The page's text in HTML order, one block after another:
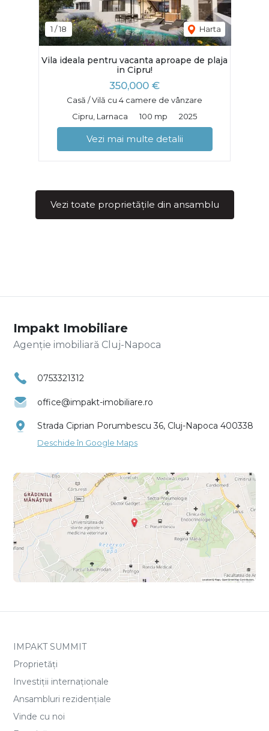
1 /18 Harta
Vila ideala pentru vacanta aproape de plaja
in Cipru!
350,000 €
Casă / Vilă cu 4 camere de vânzare
Cipru, Larnaca
100 mp 2025
Vezi mai multe detalii
Vezi toate proprietățile din ansamblu
Impakt Imobiliare
Agenție imobiliară Cluj-Napoca
0753321312
office@impakt-imobiliare.ro
Strada Ciprian Porumbescu 36, Cluj-Napoca 400338
Deschide în Google Maps
IMPAKT SUMMIT
Proprietăți
Investiții internaționale
Ansambluri rezidențiale
Vinde cu noi